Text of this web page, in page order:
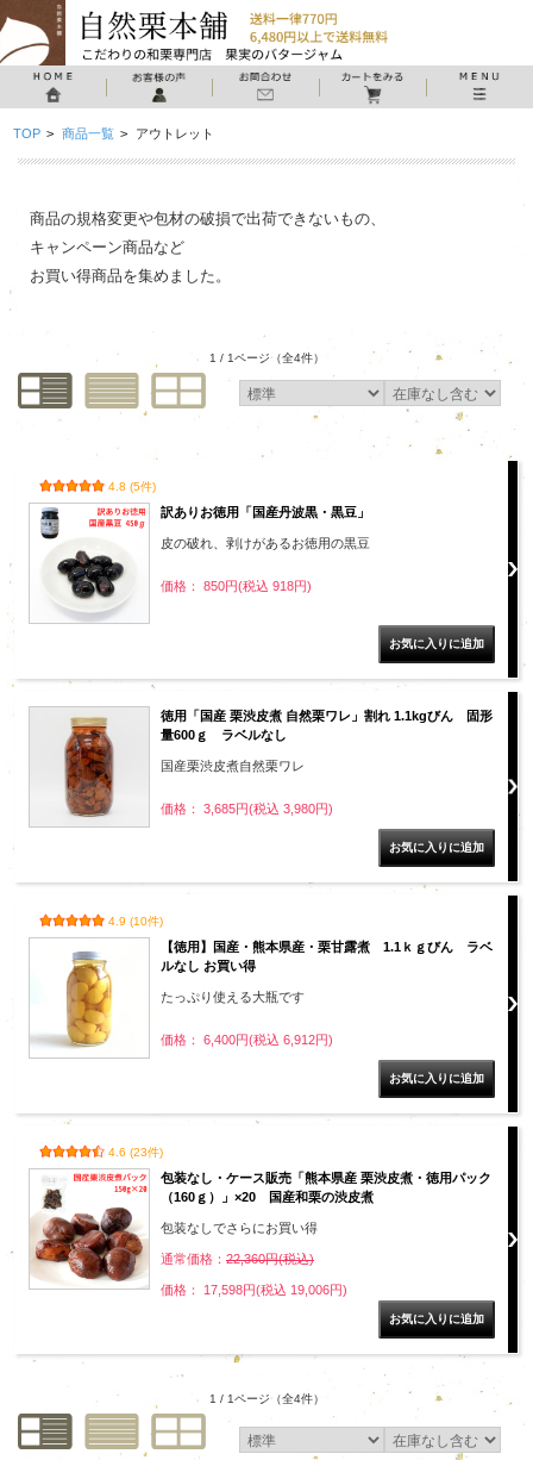
TOP > 商品一覧 > アウトレット
商品の規格変更や包材の破損で出荷できないもの、
キャンペーン商品など
お買い得商品を集めました。
1 / 1ページ（全4件）
4.8 (5件)
訳ありお徳用「国産丹波黒・黒豆」
皮の破れ、剥けがあるお徳用の黒豆
価格： 850円(税込 918円)
徳用「国産 栗渋皮煮 自然栗ワレ」割れ 1.1kgびん 固形
量600ｇ ラベルなし
国産栗渋皮煮自然栗ワレ
価格： 3,685円(税込 3,980円)
4.9 (10件)
【徳用】国産・熊本県産・栗甘露煮 1.1ｋｇびん ラベ
ルなし お買い得
たっぷり使える大瓶です
価格： 6,400円(税込 6,912円)
4.6 (23件)
包装なし・ケース販売「熊本県産 栗渋皮煮・徳用パック
（160ｇ）」×20 国産和栗の渋皮煮
包装なしでさらにお買い得
通常価格： 22,360円(税込)
価格： 17,598円(税込 19,006円)
1 / 1ページ（全4件）